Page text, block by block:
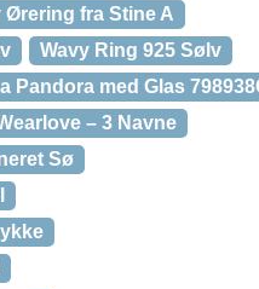
Ørering fra Stine A
Wavy Ring 925 Sølv
Pandora med Glas
– 3 Navne
Sø